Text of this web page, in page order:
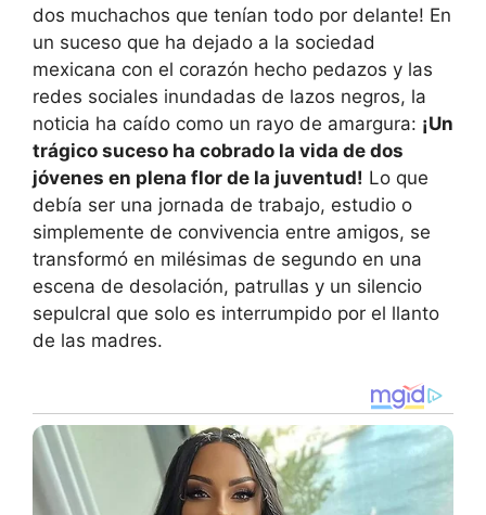
dos muchachos que tenían todo por delante! En
un suceso que ha dejado a la sociedad
mexicana con el corazón hecho pedazos y las
redes sociales inundadas de lazos negros, la
noticia ha caído como un rayo de amargura: ¡Un
trágico suceso ha cobrado la vida de dos
jóvenes en plena flor de la juventud! Lo que
debía ser una jornada de trabajo, estudio o
simplemente de convivencia entre amigos, se
transformó en milésimas de segundo en una
escena de desolación, patrullas y un silencio
sepulcral que solo es interrumpido por el llanto
de las madres.